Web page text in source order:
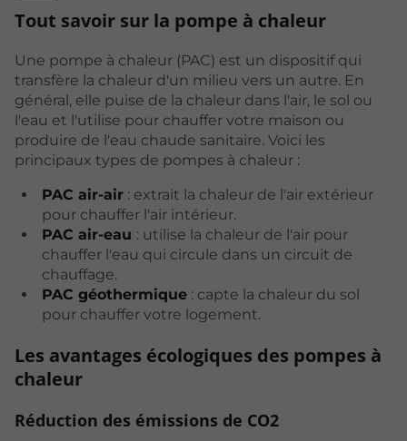
Tout savoir sur la pompe à chaleur
Une pompe à chaleur (PAC) est un dispositif qui
transfère la chaleur d'un milieu vers un autre. En
général, elle puise de la chaleur dans l'air, le sol ou
l'eau et l'utilise pour chauffer votre maison ou
produire de l'eau chaude sanitaire. Voici les
principaux types de pompes à chaleur :
PAC air-air: extrait la chaleur de l'air extérieur
pour chauffer l'air intérieur.
PAC air-eau : utilise la chaleur de l'air pour
chauffer l'eau qui circule dans un circuit de
chauffage.
PAC géothermique: capte la chaleur du sol
pour chauffer votre logement.
Les avantages écologiques des pompes à
chaleur
Réduction des émissions de CO2